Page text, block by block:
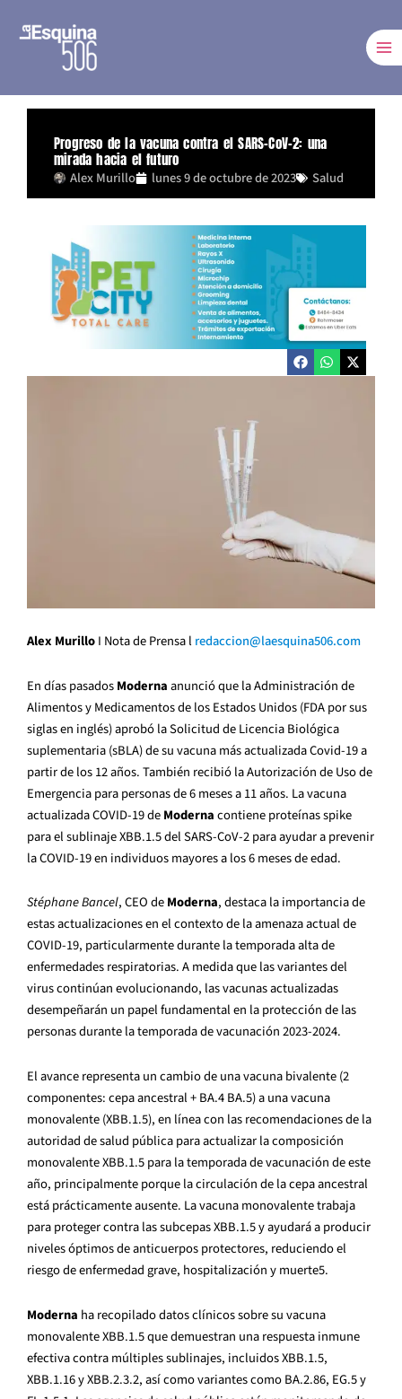
Progreso de la vacuna contra el SARS-CoV-2: una
mirada hacia el futuro
Alex Murillo lunes 9 de octubre de 2023 Salud
Alex MurilloI Nota de Prensa l redaccion@laesquina506.com
En días pasadosModernaanunció que la Administración de
Alimentos y Medicamentos de los Estados Unidos (FDA por sus
siglas en inglés) aprobó la Solicitud de Licencia Biológica
suplementaria (sBLA) de su vacuna más actualizada Covid-19 a
partir de los 12 años. También recibió la Autorización de Uso de
Emergencia para personas de 6 meses a 11 años. La vacuna
actualizada COVID-19 deModernacontiene proteínas spike
para el sublinaje XBB.1.5 del SARS-CoV-2 para ayudar a prevenir
la COVID-19 en individuos mayores a los 6 meses de edad.
Stéphane Bancel, CEO deModerna, destaca la importancia de
estas actualizaciones en el contexto de la amenaza actual de
COVID-19, particularmente durante la temporada alta de
enfermedades respiratorias. A medida que las variantes del
virus continúan evolucionando, las vacunas actualizadas
desempeñarán un papel fundamental en la protección de las
personas durante la temporada de vacunación 2023-2024.
El avance representa un cambio de una vacuna bivalente (2
componentes: cepa ancestral + BA.4 BA.5) a una vacuna
monovalente (XBB.1.5), en línea con las recomendaciones de la
autoridad de salud pública para actualizar la composición
monovalente XBB.1.5 para la temporada de vacunación de este
año, principalmente porque la circulación de la cepa ancestral
está prácticamente ausente. La vacuna monovalente trabaja
para proteger contra las subcepas XBB.1.5 y ayudará a producir
niveles óptimos de anticuerpos protectores, reduciendo el
riesgo de enfermedad grave, hospitalización y muerte5.
Moderna ha recopilado datos clínicos sobre su vacuna
monovalente XBB.1.5 que demuestran una respuesta inmune
efectiva contra múltiples sublinajes, incluidos XBB.1.5,
XBB.1.16 y XBB.2.3.2, así como variantes como BA.2.86, EG.5 y